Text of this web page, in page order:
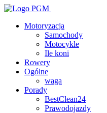
Motoryzacja
Samochody
Motocykle
Ile koni
Rowery
Ogólne
waga
Porady
BestClean24
Prawodojazdy